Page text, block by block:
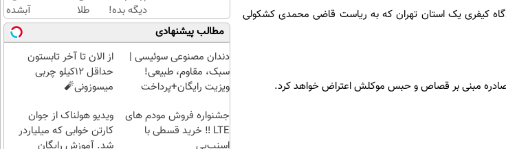
رسیدگی به پرونده قتل میترا استاد در شعبه ۹ دادگاه کیفری یک استان تهران که به ریاست قاضی محمدی کشکولی
صادره مبنی بر قصاص و حبس موکلش اعتراض خواهد کرد.
🧨
دیگه بده!
سرمایه‌گذاری
طلا با اقساط
بی‌بهره
طلا
داره،
غم
نداره!
😊💎
(خرید
چند
کلیک)
آبشده
حتی با
۱۰۰هزارتومان
مطالب پیشنهادی
دندان مصنوعی سوئیسی |
سبک، مقاوم، طبیعی!
ویزیت رایگان+پرداخت
از الان تا آخر تابستون
حداقل 12کیلو چربی
میسوزونی🧨
جشنواره فروش مودم های
LTE ‼️ خرید قسطی با
اسنپ‌پی
ویدیو هولناک از جوان
کارتن خوابی که میلیاردر
شد. آموزش رایگان